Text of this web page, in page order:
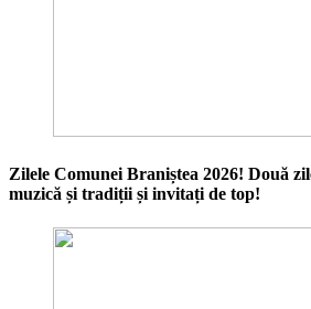
Zilele Comunei Braniștea 2026! Două
muzică și tradiții și invitați de top!